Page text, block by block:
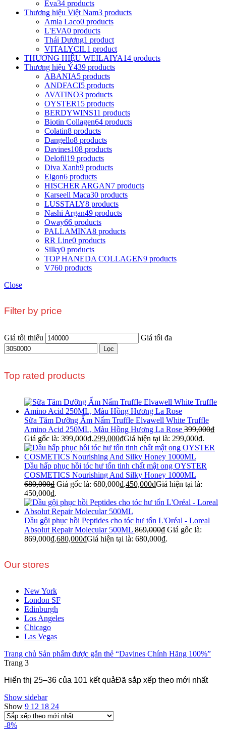
Eva34 products
Thương hiệu Việt Nam3 products
Amla Laco0 products
L'EVA0 products
Thái Dương1 product
VITALYCIL1 product
THƯƠNG HIỆU WEILAIYA14 products
Thương hiệu Ý439 products
ABANIA5 products
ANDFACI5 products
AVATINO3 products
OYSTER15 products
BERDYWINS11 products
Biotin Collagen64 products
Colatin8 products
Dangello8 products
Davines108 products
Delofil19 products
Diva Xanh9 products
Elgon6 products
HISCHER ARGAN7 products
Karseell Maca30 products
LUSSTALY8 products
Nashi Argan49 products
Oway66 products
PALLAMINA8 products
RR Line0 products
Silky0 products
TOP HANEDA COLLAGEN9 products
V760 products
Close
Filter by price
Giá tối thiểu Giá tối đa
Lọc
Top rated products
Sữa Tăm Dưỡng Ẩm Nấm Truffle Elvawell White Truffle
Amino Acid 250ML, Màu Hồng Hương La Rose 399,000₫
Giá gốc là: 399,000₫.299,000₫Giá hiện tại là: 299,000₫.
Dầu hấp phục hồi tóc hư tổn tinh chất mật ong OYSTER
COSMETICS Nourishing And Silky Honey 1000ML
680,000₫ Giá gốc là: 680,000₫.450,000₫Giá hiện tại là:
450,000₫.
Dầu gội phục hồi Peptides cho tóc hư tổn L'Oréal - Loreal
Absolut Repair Molecular 500ML 869,000₫ Giá gốc là:
869,000₫.680,000₫Giá hiện tại là: 680,000₫.
Our stores
New York
London SF
Edinburgh
Los Angeles
Chicago
Las Vegas
Trang chủ Sản phẩm được gắn thẻ “Davines Chính Hãng 100%”
Trang 3
Hiển thị 25–36 của 101 kết quảĐã sắp xếp theo mới nhất
Show sidebar
Show 9 12 18 24
-8%